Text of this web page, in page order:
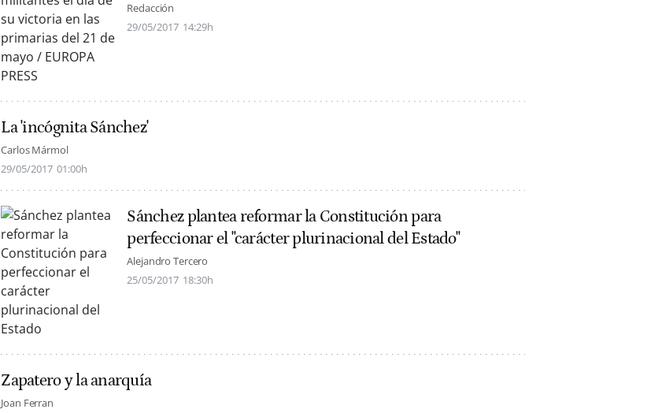
Redacción
29/05/2017 14:29h
La 'incógnita Sánchez'
Carlos Mármol
29/05/2017 01:00h
Sánchez plantea reformar la Constitución para
perfeccionar el "carácter plurinacional del Estado"
Alejandro Tercero
25/05/2017 18:30h
Zapatero y la anarquía
Joan Ferran